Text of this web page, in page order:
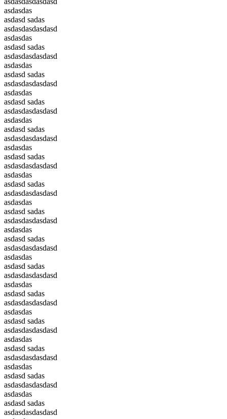
asdasdas
asdasd sadas
asdasdasdasdasd
asdasdas
asdasd sadas
asdasdasdasdasd
asdasdas
asdasd sadas
asdasdasdasdasd
asdasdas
asdasd sadas
asdasdasdasdasd
asdasdas
asdasd sadas
asdasdasdasdasd
asdasdas
asdasd sadas
asdasdasdasdasd
asdasdas
asdasd sadas
asdasdasdasdasd
asdasdas
asdasd sadas
asdasdasdasdasd
asdasdas
asdasd sadas
asdasdasdasdasd
asdasdas
asdasd sadas
asdasdasdasdasd
asdasdas
asdasd sadas
asdasdasdasdasd
asdasdas
asdasd sadas
asdasdasdasdasd
asdasdas
asdasd sadas
asdasdasdasdasd
asdasdas
asdasd sadas
asdasdasdasdasd
asdasdas
asdasd sadas
asdasdasdasdasd